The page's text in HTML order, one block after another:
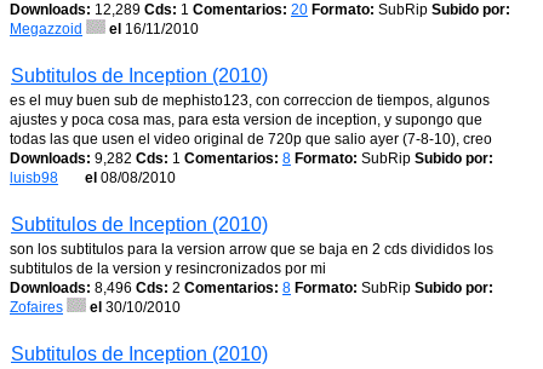
Downloads: 12,289 Cds: 1 Comentarios: 20 Formato: SubRip Subido por:
Megazzoid
el 16/11/2010
Subtitulos de Inception (2010)
es el muy buen sub de mephisto123, con correccion de tiempos, algunos
ajustes y poca cosa mas, para esta version de inception, y supongo que
todas las que usen el video original de 720p que salio ayer (7-8-10), creo
Downloads: 9,282 Cds: 1 Comentarios: 8 Formato: SubRip Subido por:
luisb98
el 08/08/2010
Subtitulos de Inception (2010)
son los subtitulos para la version arrow que se baja en 2 cds divididos los
subtitulos de la version y resincronizados por mi
Downloads: 8,496 Cds: 2 Comentarios: 8 Formato: SubRip Subido por:
Zofaires
el 30/10/2010
Subtitulos de Inception (2010)